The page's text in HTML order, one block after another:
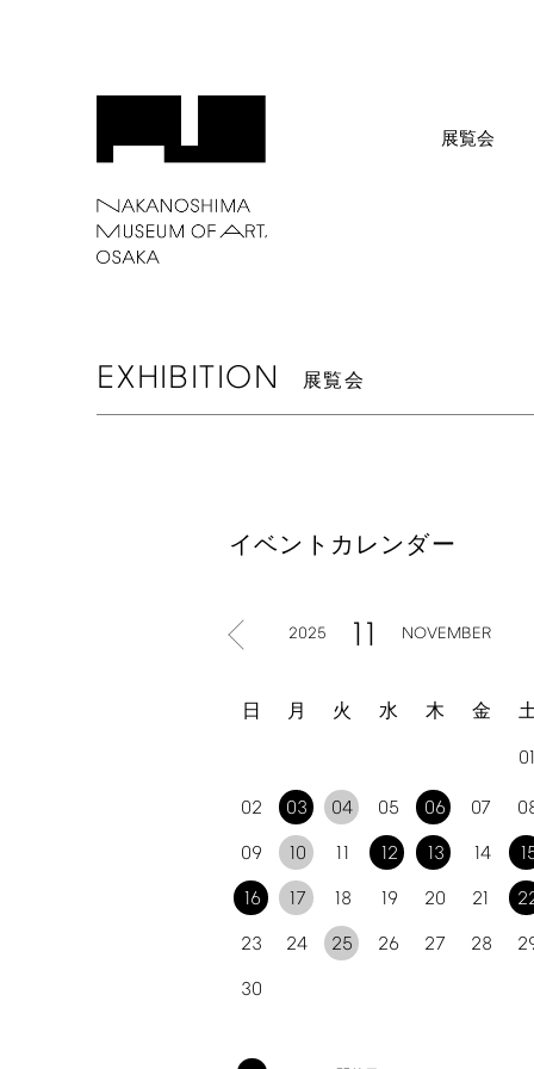
展覧会
EXHIBITION 展覧会
イベントカレンダー
2025 11 NOVEMBER
日 月 火 水 木 金
01
02 03 04 05 06 07
09 10 11 12 13 14
16 17 18 19 20 21
23 24 25 26 27 28
30